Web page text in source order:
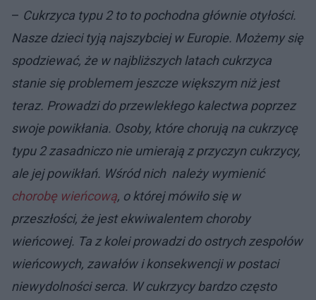
– Cukrzyca typu 2 to to pochodna głównie otyłości.
Nasze dzieci tyją najszybciej w Europie. Możemy się
spodziewać, że w najbliższych latach cukrzyca
stanie się problemem jeszcze większym niż jest
teraz. Prowadzi do przewlekłego kalectwa poprzez
swoje powikłania. Osoby, które chorują na cukrzycę
typu 2 zasadniczo nie umierają z przyczyn cukrzycy,
ale jej powikłań. Wśród nich należy wymienić
chorobę wieńcową, o której mówiło się w
przeszłości, że jest ekwiwalentem choroby
wieńcowej. Ta z kolei prowadzi do ostrych zespołów
wieńcowych, zawałów i konsekwencji w postaci
niewydolności serca. W cukrzycy bardzo często